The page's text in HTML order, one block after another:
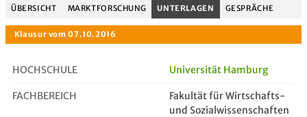
ÜBERSICHT MARKTFORSCHUNG UNTERLAGEN GESPRÄCHE
HOCHSCHULE Universität Hamburg
FACHBEREICH
Fakultät für Wirtschafts-
und Sozialwissenschaften